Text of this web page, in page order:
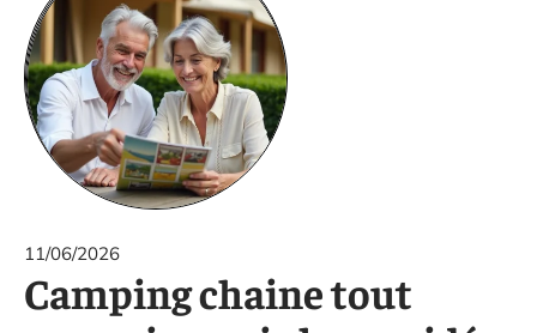
11/06/2026
Camping chaine tout